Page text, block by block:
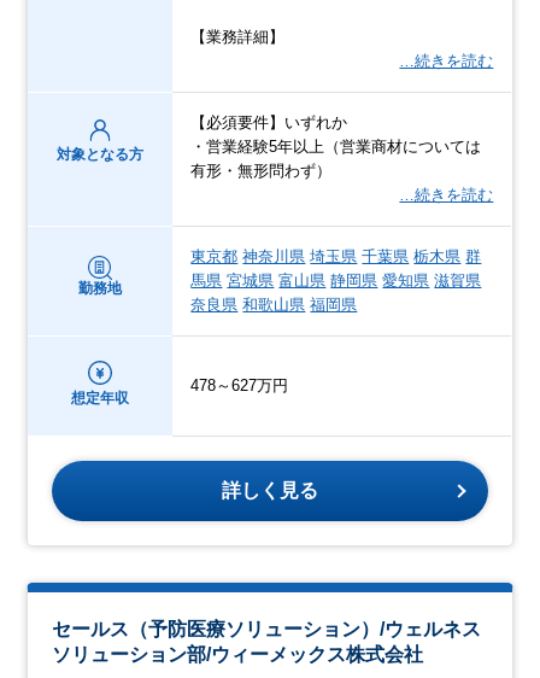
【業務詳細】
…続きを読む
対象となる方
【必須要件】いずれか
・営業経験5年以上（営業商材については
有形・無形問わず）
…続きを読む
勤務地
東京都 神奈川県 埼玉県 千葉県 栃木県 群
馬県 宮城県 富山県 静岡県 愛知県 滋賀県
奈良県 和歌山県 福岡県
想定年収
478～627万円
詳しく見る
セールス（予防医療ソリューション）/ウェルネス
ソリューション部/ウィーメックス株式会社